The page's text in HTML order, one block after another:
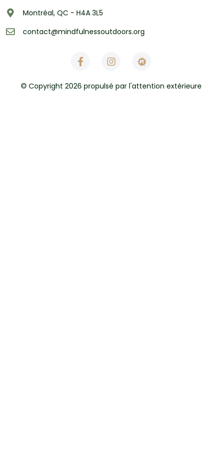
Montréal, QC - H4A 3L5
contact@mindfulnessoutdoors.org
© Copyright 2026 propulsé par l'attention extérieure